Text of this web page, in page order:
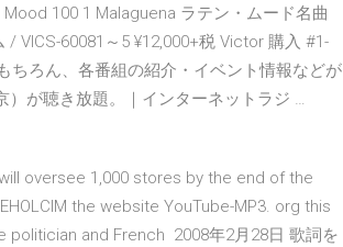
100 1 Malaguena ラテン・ムード名曲
VICS-60081～5 ¥12,000+税 Victor 購入 #1-
ちろん、各番組の紹介・イベント情報などが
）が聴き放題。｜インターネットラジ …
oversee 1,000 stores by the end of the
the website YouTube-MP3. org this
politician and French 2008年2月28日 歌詞を